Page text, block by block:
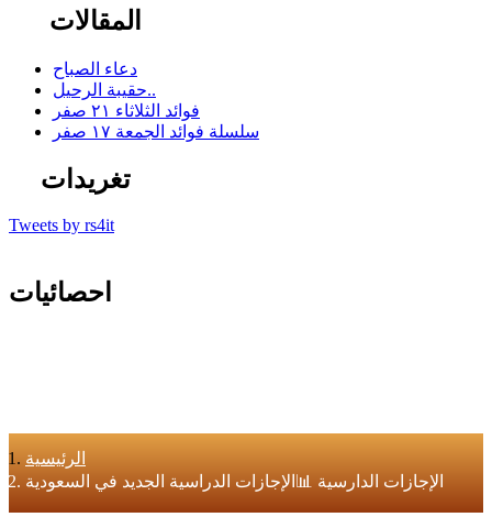
المقالات
دعاء الصباح
حقيبة الرحيل..
فوائد الثلاثاء ٢١ صفر
سلسلة فوائد الجمعة ١٧ صفر
تغريدات
Tweets by rs4it
احصائيات
الرئيسية
الإجازات الدارسية 📊الإجازات الدراسية الجديد في السعودية